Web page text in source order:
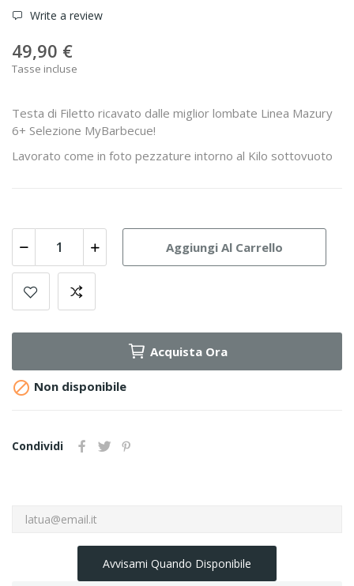
Write a review
49,90 €
Tasse incluse
Testa di Filetto ricavato dalle miglior lombate Linea Mazury
6+ Selezione MyBarbecue!
Lavorato come in foto pezzature intorno al Kilo sottovuoto
Aggiungi Al Carrello
Acquista Ora
 Non disponibile
Condividi
Avvisami Quando Disponibile